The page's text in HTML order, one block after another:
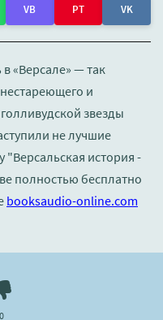
VB PT VK
«Версале» — так
и
звезды
не лучшие
история -
полностью бесплатно
booksaudio-online.com
0